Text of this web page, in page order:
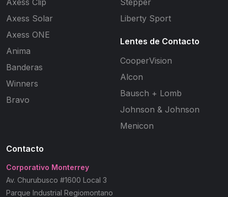
Axess Clip
Axess Solar
Axess ONE
Anima
Banderas
Winners
Bravo
Stepper
Liberty Sport
Lentes de Contacto
CooperVision
Alcon
Bausch + Lomb
Johnson & Johnson
Menicon
Contacto
Corporativo Monterrey
Av. Churubusco #1600 Local 3
Parque Industrial Regiomontano